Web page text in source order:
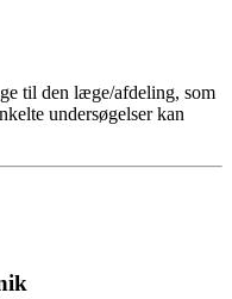
til den læge/afdeling, som
undersøgelser kan